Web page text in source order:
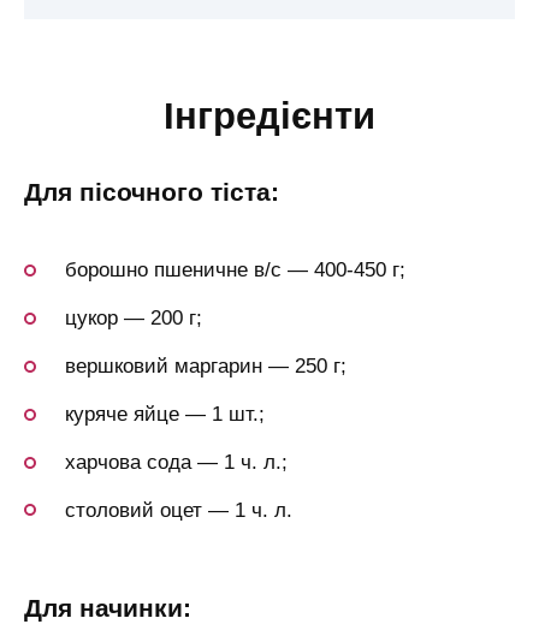
інгредієнти
для пісочного тіста:
борошно пшеничне в/с — 400-450 г;
цукор — 200 г;
вершковий маргарин — 250 г;
куряче яйце — 1 шт.;
харчова сода — 1 ч. л.;
столовий оцет — 1 ч. л.
для начинки: